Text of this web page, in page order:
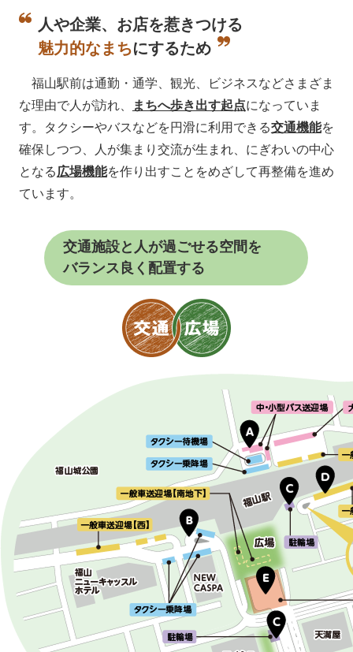
人や企業、お店を惹きつける
魅力的なまちにするため
福山駅前は通勤・通学、観光、ビジネスなどさまざま
な理由で人が訪れ、
まちへ歩き出す起点になっていま
す。タクシーやバスなどを円滑に利用できる交通機能を
確保しつつ、人が集まり交流が生まれ、にぎわいの中心
となる広場機能を作り出すことをめざして再整備を進め
ています。
交通施設と人が過ごせる空間を
バランス良く配置する